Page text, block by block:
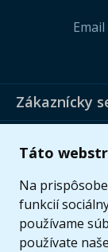
Táto
Na
funkcií
používame
používate
Zákaznícky